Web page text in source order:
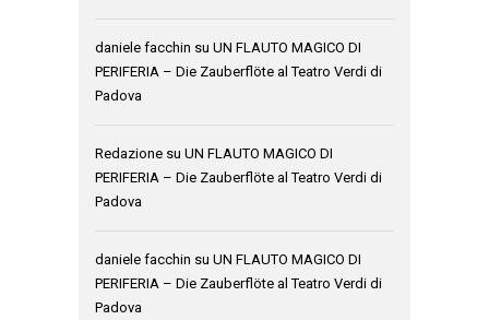
daniele facchin su UN FLAUTO MAGICO DI
PERIFERIA – Die Zauberflöte al Teatro Verdi di
Padova
Redazione su UN FLAUTO MAGICO DI
PERIFERIA – Die Zauberflöte al Teatro Verdi di
Padova
daniele facchin su UN FLAUTO MAGICO DI
PERIFERIA – Die Zauberflöte al Teatro Verdi di
Padova